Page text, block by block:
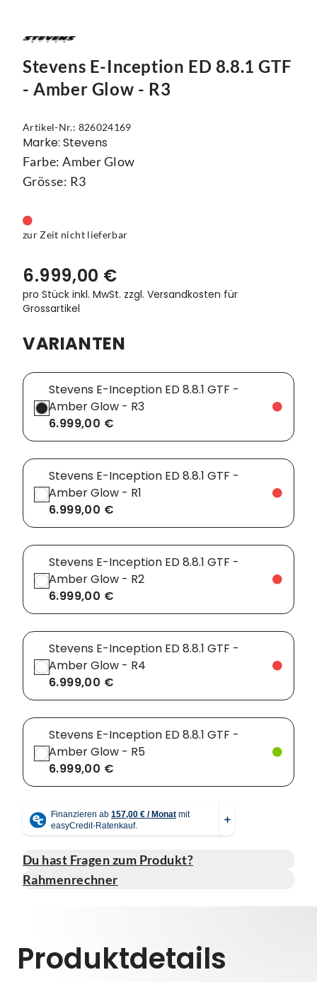
Reflex-Produkte
Regenbekleidung
Schuhe
Socken
Streetwear
Trikots
Westen
Urban
Kurbelgarnituren
Laufräder
Lenker
Naben
Pedale
Sättel
Ständer
Steuersätze
Vorbauten
Zahnkränze
Flaschenhalter
Gepäckträger
Kettenschutz
Kindersitze
Klingeln & Hupen
Pumpen
Schutzbleche
Single Speed
Smartphonehalter
Spiegel
Taschen
Trainingsrollen
Wandhalterung
Stevens E-Inception ED 8.8.1 GTF
- Amber Glow - R3
Artikel-Nr.: 826024169
Marke: Stevens
Farbe: Amber Glow
Grösse: R3
zur Zeit nicht lieferbar
6.999,00 €
pro Stück inkl. MwSt. zzgl. Versandkosten für
Grossartikel
VARIANTEN
Stevens E-Inception ED 8.8.1 GTF -
Amber Glow - R3
6.999,00 €
Stevens E-Inception ED 8.8.1 GTF -
Amber Glow - R1
6.999,00 €
Stevens E-Inception ED 8.8.1 GTF -
Amber Glow - R2
6.999,00 €
Stevens E-Inception ED 8.8.1 GTF -
Amber Glow - R4
6.999,00 €
Stevens E-Inception ED 8.8.1 GTF -
Amber Glow - R5
6.999,00 €
Du hast Fragen zum Produkt?
Rahmenrechner
Produktdetails